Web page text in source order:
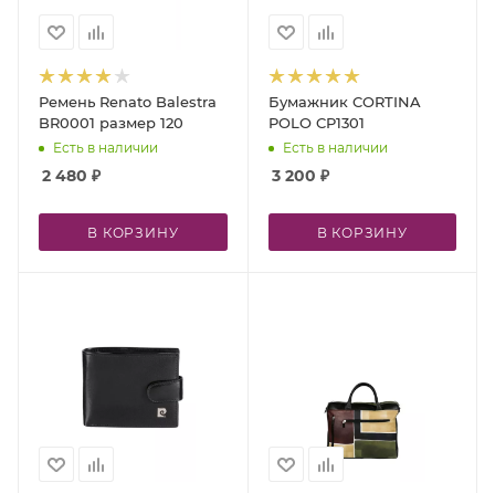
Ремень Renato Balestra
BR0001 размер 120
Есть в наличии
2 480 ₽
В КОРЗИНУ
Бумажник CORTINA
POLO CP1301
Есть в наличии
3 200 ₽
В КОРЗИНУ